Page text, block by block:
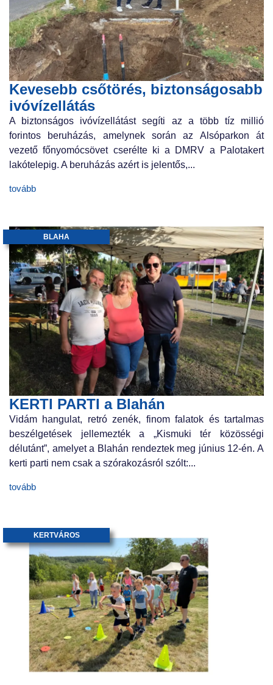
Kevesebb csőtörés, biztonságosabb
ivóvízellátás
A biztonságos ivóvízellátást segíti az a több tíz millió
forintos beruházás, amelynek során az Alsóparkon át
vezető főnyomócsövet cserélte ki a DMRV a Palotakert
lakótelepig. A beruházás azért is jelentős,...
tovább
KERTI PARTI a Blahán
BLAHA
Vidám hangulat, retró zenék, finom falatok és tartalmas
beszélgetések jellemezték a „Kismuki tér közösségi
délutánt”, amelyet a Blahán rendeztek meg június 12-én. A
kerti parti nem csak a szórakozásról szólt:...
tovább
KERTVÁROS